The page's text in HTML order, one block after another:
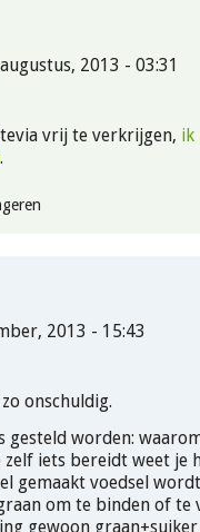
2013 - 03:31
vrij te verkrijgen, ik
.
2013 - 15:43
onschuldig.
gesteld worden:
iets bereidt weet je
gemaakt voedsel
om te binden of te
gewoon